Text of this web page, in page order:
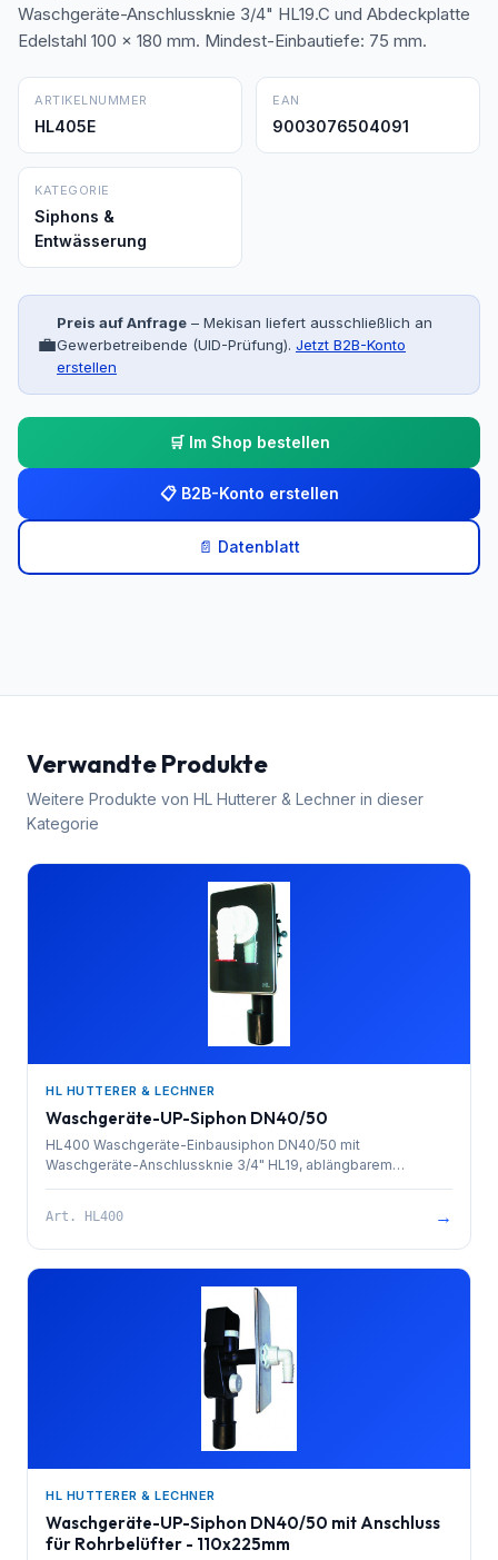
Waschgeräte-Anschlussknie 3/4" HL19.C und Abdeckplatte
Edelstahl 100 x 180 mm. Mindest-Einbautiefe: 75 mm.
ARTIKELNUMMER
HL405E
EAN
9003076504091
KATEGORIE
Siphons &
Entwässerung
💼
Preis auf Anfrage – Mekisan liefert ausschließlich an
Gewerbetreibende (UID-Prüfung). Jetzt B2B-Konto
erstellen
🛒 Im Shop bestellen
📋 B2B-Konto erstellen
📄 Datenblatt
Verwandte Produkte
Weitere Produkte von HL Hutterer & Lechner in dieser
Kategorie
HL HUTTERER & LECHNER
Waschgeräte-UP-Siphon DN40/50
HL400 Waschgeräte-Einbausiphon DN40/50 mit
Waschgeräte-Anschlussknie 3/4" HL19, ablängbarem
Schalungsgehäuse, Reinigungsöffnung und Abdeckplatte
Art. HL400 →
HL HUTTERER & LECHNER
Waschgeräte-UP-Siphon DN40/50 mit Anschluss
für Rohrbelüfter - 110x225mm